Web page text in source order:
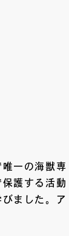
一の海獣専
護する活動
ました。ア